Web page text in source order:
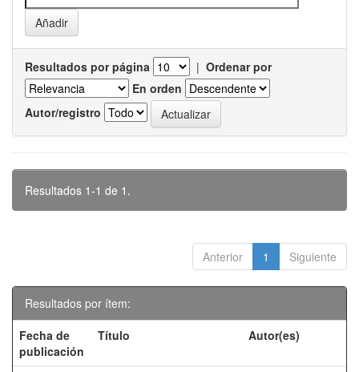
Resultados por página | Ordenar por
En orden
Autor/registro
Resultados 1-1 de 1.
Anterior 1 Siguiente
Resultados por ítem:
Fecha de
publicación
Título Autor(es)